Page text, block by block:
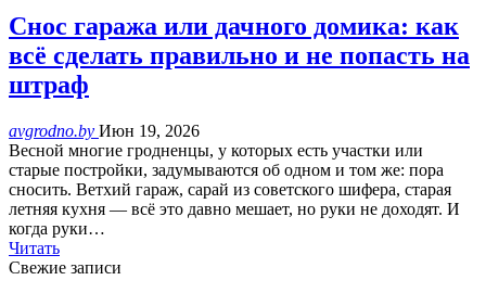
Снос гаража или дачного домика: как
всё сделать правильно и не попасть на
штраф
avgrodno.by Июн 19, 2026
Весной многие гродненцы, у которых есть участки или
старые постройки, задумываются об одном и том же: пора
сносить. Ветхий гараж, сарай из советского шифера, старая
летняя кухня — всё это давно мешает, но руки не доходят. И
когда руки…
Читать
Свежие записи